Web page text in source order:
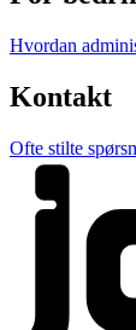
Hvordan
Kontakt
Ofte stilte